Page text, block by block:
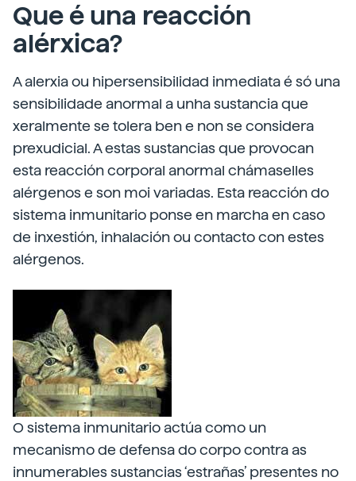
Que é una reacción
alérxica?
A alerxia ou hipersensibilidad inmediata é só una
sensibilidade anormal a unha sustancia que
xeralmente se tolera ben e non se considera
prexudicial. A estas sustancias que provocan
esta reacción corporal anormal chámaselles
alérgenos e son moi variadas. Esta reacción do
sistema inmunitario ponse en marcha en caso
de inxestión, inhalación ou contacto con estes
alérgenos.
O sistema inmunitario actúa como un
mecanismo de defensa do corpo contra as
innumerables sustancias ‘estrañas’ presentes no